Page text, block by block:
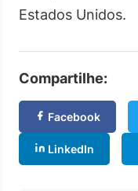
Estados Unidos.
Compartilhe:
Facebook
LinkedIn